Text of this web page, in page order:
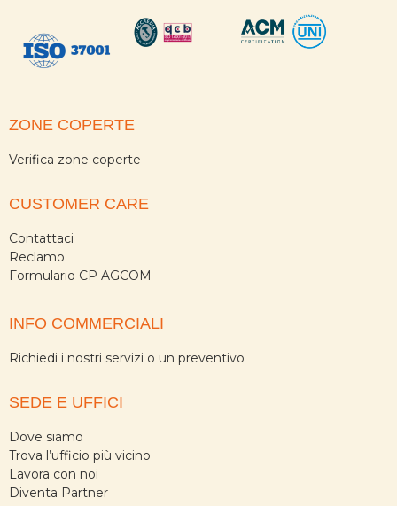
ZONE COPERTE
Verifica zone coperte
CUSTOMER CARE
Contattaci
Reclamo
Formulario CP AGCOM
INFO COMMERCIALI
Richiedi i nostri servizi o un preventivo
SEDE E UFFICI
Dove siamo
Trova l’ufficio più vicino
Lavora con noi
Diventa Partner